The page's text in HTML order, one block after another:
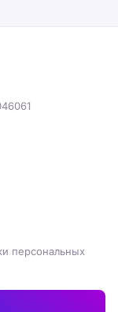
персональных